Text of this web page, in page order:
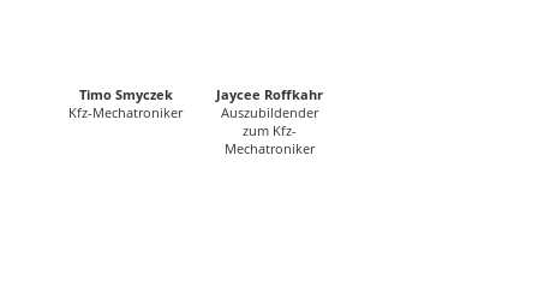
Timo Smyczek
Kfz-Mechatroniker
Jaycee Roffkahr
Auszubildender
zum Kfz-
Mechatroniker